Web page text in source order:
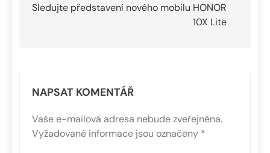
pro
Sledujte představení nového mobilu HONOR
10X Lite
NAPSAT KOMENTÁŘ
Vaše e-mailová adresa nebude zveřejněna.
Vyžadované informace jsou označeny *